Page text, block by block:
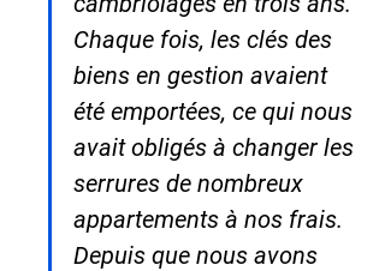
Chaque fois, les clés des
biens en gestion avaient
été emportées, ce qui nous
avait obligés à changer les
serrures de nombreux
appartements à nos frais.
Depuis que nous avons